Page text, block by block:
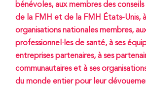
bénévoles, aux membres des
de la FMH et de la FMH États-Unis,
organisations nationales membres,
professionnel·les de santé, à ses
entreprises partenaires, à ses
communautaires et à ses
du monde entier pour leur